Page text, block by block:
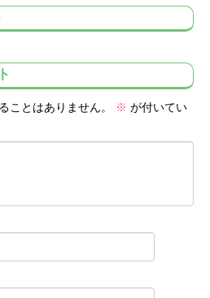
ことはありません。 ※ が付いてい